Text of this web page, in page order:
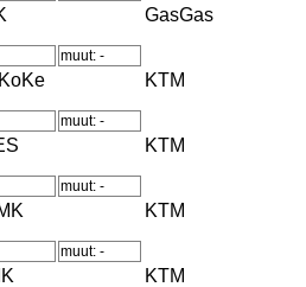
GasGas
muut: -
KTM
muut: -
KTM
muut: -
KTM
muut: -
KTM